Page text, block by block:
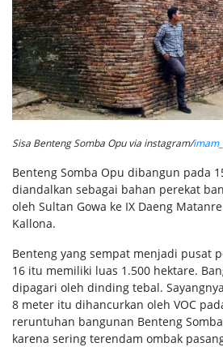
Sisa Benteng Somba Opu via instagram/
Benteng Somba Opu dibangun pada
diandalkan sebagai bahan perekat
oleh Sultan Gowa ke IX Daeng
Kallona.
Benteng yang sempat menjadi pusat
16 itu memiliki luas 1.500 hektare.
dipagari oleh dinding tebal.
8 meter itu dihancurkan oleh VOC
reruntuhan bangunan Benteng
karena sering terendam ombak